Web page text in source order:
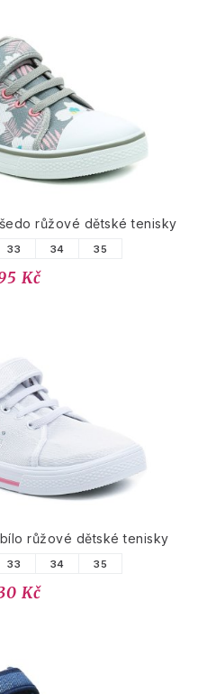
růžové dětské tenisky
33 34 35
Kč
růžové dětské tenisky
33 34 35
Kč